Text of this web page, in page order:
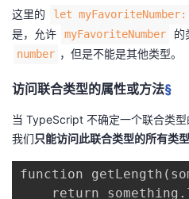
学
堂
的
课
我
的
我
持
我
的
技
术
我
的
云
这里的 let
是，允许
myFavoriteNumber 的
number ，但是不能是其他类型。
访问联合类型的属性或方法§
当 TypeScript 不确定一个联合类型
我们只能访问此联合类型的所有类
function
return